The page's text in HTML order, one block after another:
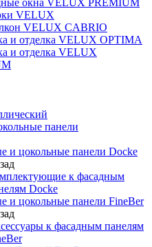
окна VELUX PREMIUM
VELUX
VELUX CABRIO
и отделка VELUX OPTIMA
и отделка VELUX
панели
и цокольные панели Docke
к фасадным
Docke
и цокольные панели FineBer
к фасадным панелям